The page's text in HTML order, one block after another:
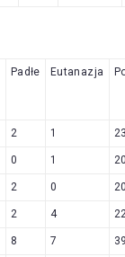
Padłe Eutanazja
2 1
0 1
2 0
2 4
8 7